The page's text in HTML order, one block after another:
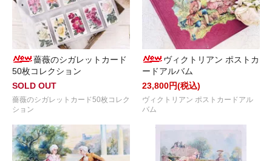
薔薇のシガレットカード
50枚コレクション
SOLD OUT
薔薇のシガレットカード50枚コレク
ション
ヴィクトリアン ポストカ
ードアルバム
23,800円(税込)
ヴィクトリアン ポストカードアル
バム